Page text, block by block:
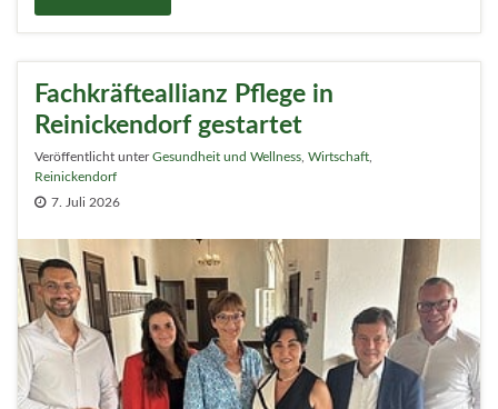
Fachkräfteallianz Pflege in
Reinickendorf gestartet
Veröffentlicht unterGesundheit und Wellness Wirtschaft
Reinickendorf
7. Juli 2026